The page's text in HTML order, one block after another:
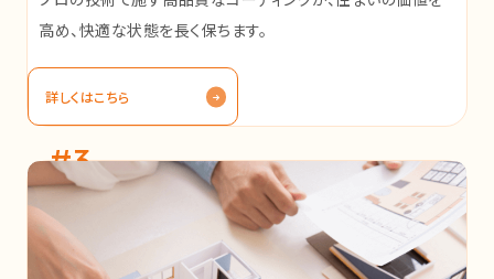
高め、快適な状態を長く保ちます。
詳しくはこちら
#3